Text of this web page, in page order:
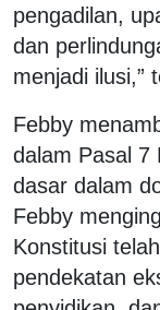
pengadilan,
dan
menjadi ilusi,”
Febby
dalam Pasal 7
dasar dalam
Febby
Konstitusi
pendekatan